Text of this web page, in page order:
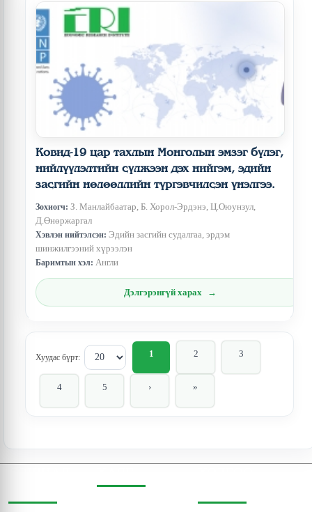
Ковид-19 цар тахлын Монголын эмзэг бүлэг,
нийлүүлэлтийн сүлжээн дэх нийгэм, эдийн
засгийн нөлөөллийн түргэвчилсэн үнэлгээ.
Зохиогч: З. Манлайбаатар, Б. Хорол-Эрдэнэ, Ц.Оюунзул,
Д.Өнөржаргал
Хэвлэн нийтэлсэн: Эдийн засгийн судалгаа, эрдэм
шинжилгээний хүрээлэн
Баримтын хэл: Англи
Дэлгэрэнгүй харах
Хуудас бүрт: 1 2 3
4 5 › »